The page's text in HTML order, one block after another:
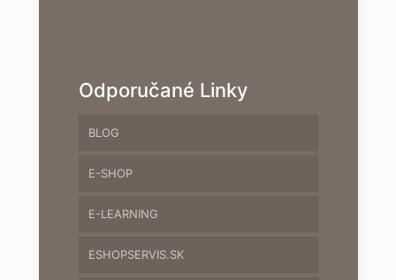
Odporučané Linky
BLOG
E-SHOP
E-LEARNING
ESHOPSERVIS.SK